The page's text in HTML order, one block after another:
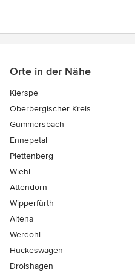
Orte in der Nähe
Kierspe
Oberbergischer Kreis
Gummersbach
Ennepetal
Plettenberg
Wiehl
Attendorn
Wipperfürth
Altena
Werdohl
Hückeswagen
Drolshagen